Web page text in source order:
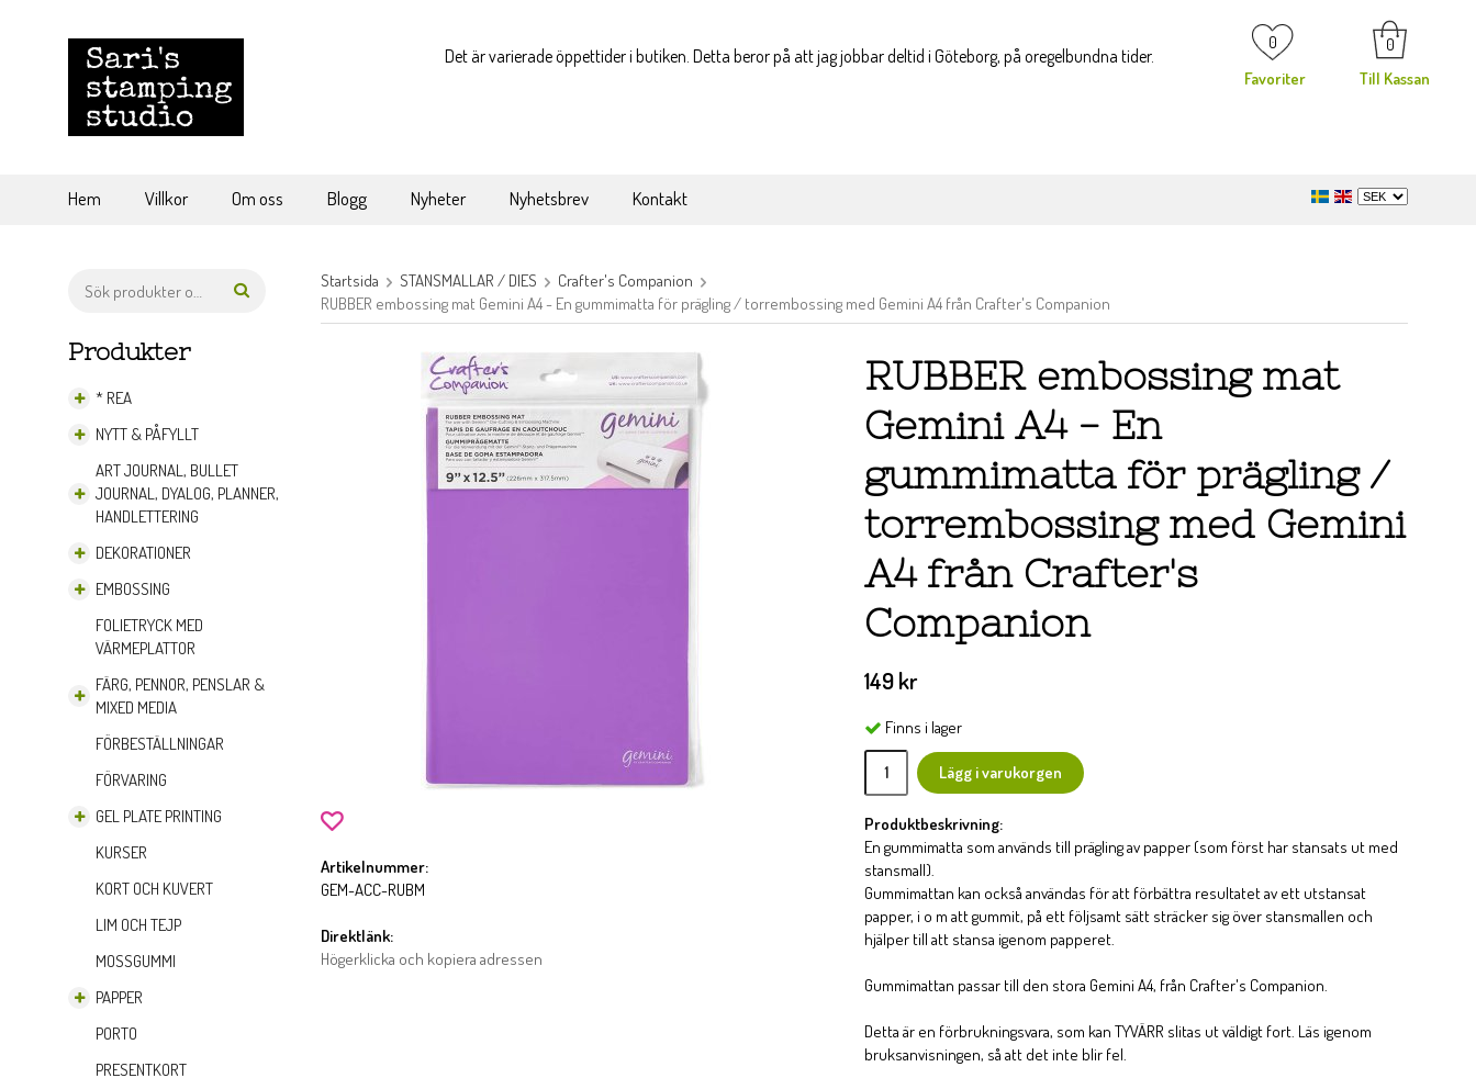
0
Favoriter
0
Till Kassan
Det är varierade öppettider i butiken. Detta beror på att jag jobbar deltid i Göteborg, på oregelbundna tider.
Hem Villkor Om oss Blogg Nyheter Nyhetsbrev Kontakt
Produkter
* REA
NYTT & PÅFYLLT
ART JOURNAL, BULLET
JOURNAL, DYALOG, PLANNER,
HANDLETTERING
DEKORATIONER
EMBOSSING
FOLIETRYCK MED
VÄRMEPLATTOR
FÄRG, PENNOR, PENSLAR &
MIXED MEDIA
FÖRBESTÄLLNINGAR
FÖRVARING
GEL PLATE PRINTING
KURSER
KORT OCH KUVERT
LIM OCH TEJP
MOSSGUMMI
PAPPER
PORTO
PRESENTKORT
Startsida STANSMALLAR / DIES
Crafter's Companion
RUBBER embossing mat Gemini A4 - En gummimatta för prägling / torrembossing med Gemini A4 från Crafter's Companion
RUBBER embossing mat
Gemini A4 - En
gummimatta för prägling /
torrembossing med Gemini
A4 från Crafter's
Companion
149 kr
Finns i lager
Lägg i varukorgen
Produktbeskrivning:
En gummimatta som används till prägling av papper (som först har stansats ut med
stansmall).
Gummimattan kan också användas för att förbättra resultatet av ett utstansat
papper, i o m att gummit, på ett följsamt sätt sträcker sig över stansmallen och
hjälper till att stansa igenom papperet.
Gummimattan passar till den stora Gemini A4, från Crafter's Companion.
Detta är en förbrukningsvara, som kan TYVÄRR slitas ut väldigt fort. Läs igenom
bruksanvisningen, så att det inte blir fel.
Artikelnummer:
GEM-ACC-RUBM
Direktlänk:
Högerklicka och kopiera adressen